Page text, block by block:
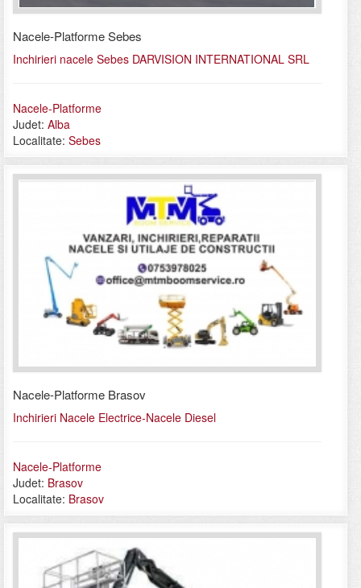
Nacele-Platforme Sebes
Inchirieri nacele Sebes DARVISION INTERNATIONAL SRL
Nacele-Platforme
Judet: Alba
Localitate: Sebes
Nacele-Platforme Brasov
Inchirieri Nacele Electrice-Nacele Diesel
Nacele-Platforme
Judet: Brasov
Localitate: Brasov